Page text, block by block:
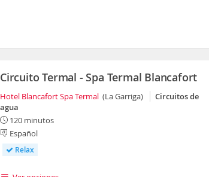
Circuito Termal - Spa Termal Blancafort
Hotel Blancafort Spa Termal (La Garriga)
Circuitos de
agua
120 minutos
Español
Relax